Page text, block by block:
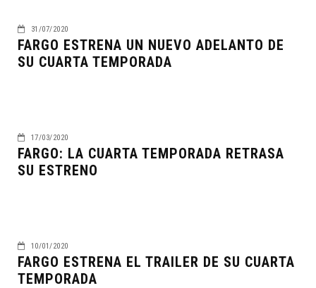
31/07/2020
FARGO ESTRENA UN NUEVO ADELANTO DE
SU CUARTA TEMPORADA
17/03/2020
FARGO: LA CUARTA TEMPORADA RETRASA
SU ESTRENO
10/01/2020
FARGO ESTRENA EL TRAILER DE SU CUARTA
TEMPORADA